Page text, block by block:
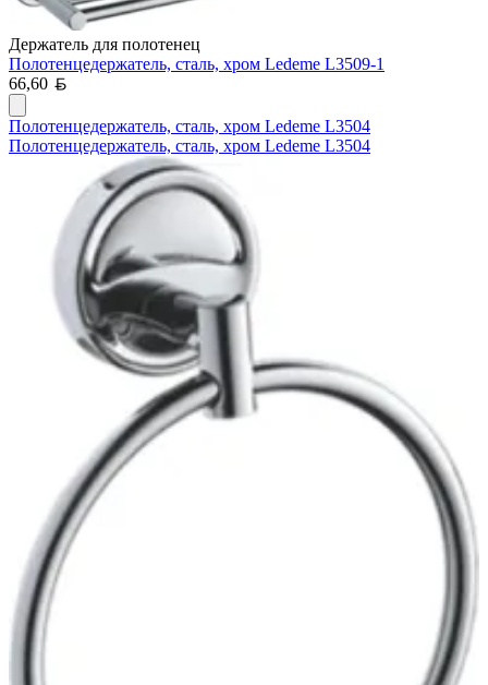
Держатель для полотенец
Полотенцедержатель, сталь, хром Ledeme L3509-1
66,60
Полотенцедержатель, сталь, хром Ledeme L3504
Полотенцедержатель, сталь, хром Ledeme L3504